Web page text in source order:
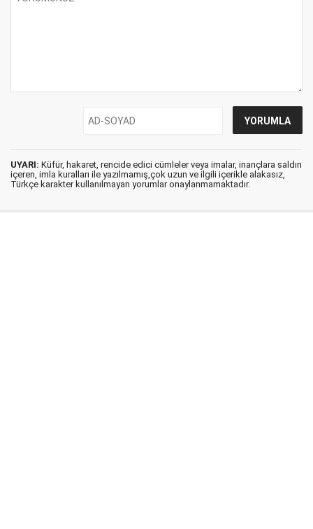
UYARI: Küfür, hakaret, rencide edici cümleler veya imalar, inançlara saldırı
içeren, imla kuralları ile yazılmamış,çok uzun ve ilgili içerikle alakasız,
Türkçe karakter kullanılmayan yorumlar onaylanmamaktadır.